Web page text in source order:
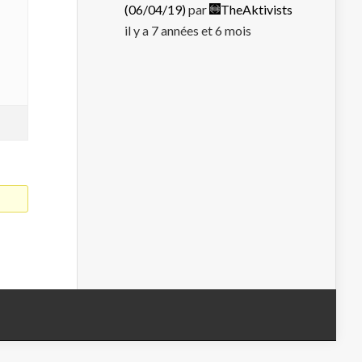
(06/04/19)par
TheAktivists
il y a 7 années et 6 mois